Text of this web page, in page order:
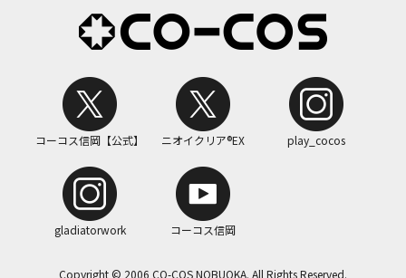
コーコス信岡【公式】 ニオイクリア®EX play_cocos
gladiatorwork コーコス信岡
Copyright © 2006 CO-COS NOBUOKA. All Rights Reserved.